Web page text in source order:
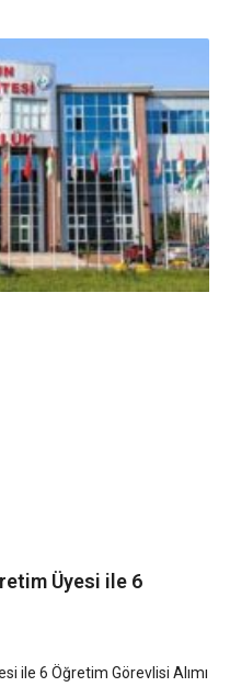
Üyesi ile 6
ile 6 Öğretim Görevlisi Alımı